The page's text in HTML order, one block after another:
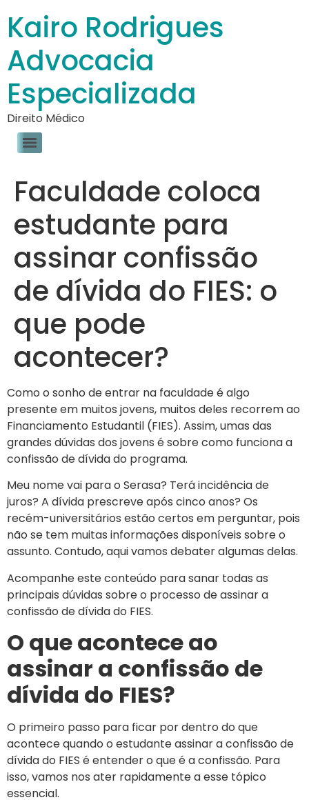
Kairo Rodrigues
Advocacia
Especializada
Direito Médico
Faculdade coloca
estudante para
assinar confissão
de dívida do FIES: o
que pode
acontecer?
Como o sonho de entrar na faculdade é algo
presente em muitos jovens, muitos deles recorrem ao
Financiamento Estudantil (FIES). Assim, umas das
grandes dúvidas dos jovens é sobre como funciona a
confissão de dívida do programa.
Meu nome vai para o Serasa? Terá incidência de
juros? A dívida prescreve após cinco anos? Os
recém-universitários estão certos em perguntar, pois
não se tem muitas informações disponíveis sobre o
assunto. Contudo, aqui vamos debater algumas delas.
Acompanhe este conteúdo para sanar todas as
principais dúvidas sobre o processo de assinar a
confissão de dívida do FIES.
O que acontece ao
assinar a confissão de
dívida do FIES?
O primeiro passo para ficar por dentro do que
acontece quando o estudante assinar a confissão de
dívida do FIES é entender o que é a confissão. Para
isso, vamos nos ater rapidamente a esse tópico
essencial.